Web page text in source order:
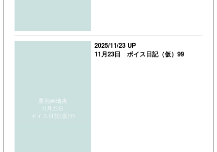
2025/11/23 UP
11月23日 ボイス日記（仮）99